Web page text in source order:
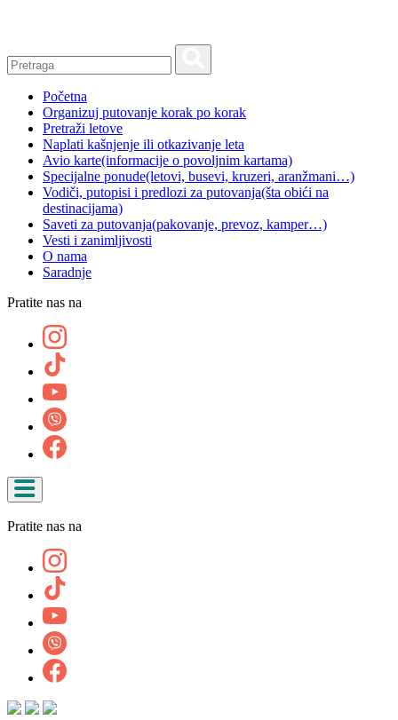
Početna
Organizuj putovanje korak po korak
Pretraži letove
Naplati kašnjenje ili otkazivanje leta
Avio karte(informacije o povoljnim kartama)
Specijalne ponude(letovi, busevi, kruzeri, aranžmani…)
Vodiči, putopisi i predlozi za putovanja(šta obići na
destinacijama)
Saveti za putovanja(pakovanje, prevoz, kamper…)
Vesti i zanimljivosti
O nama
Saradnje
Pratite nas na
Pratite nas na